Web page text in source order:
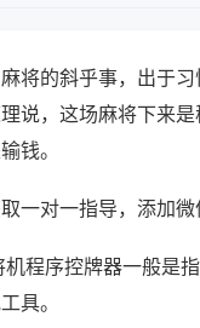
将的斜乎事，出于
说，这场麻将下来
钱。
一对一指导，添加
程序控牌器一般是
具。